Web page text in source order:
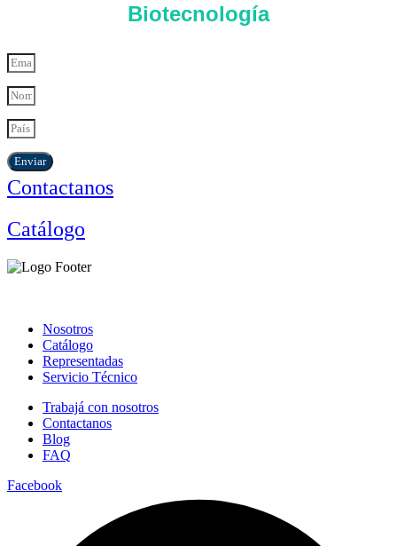
Biotecnología
Enviar
Contactanos
Catálogo
Nosotros
Catálogo
Representadas
Servicio Técnico
Trabajá con nosotros
Contactanos
Blog
FAQ
Facebook